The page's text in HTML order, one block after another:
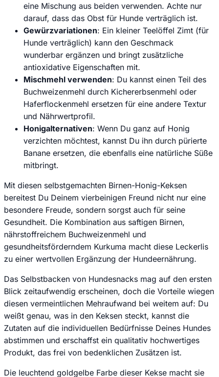
eine Mischung aus beiden verwenden. Achte nur
darauf, dass das Obst für Hunde verträglich ist.
Gewürzvariationen: Ein kleiner Teelöffel Zimt (für
Hunde verträglich) kann den Geschmack
wunderbar ergänzen und bringt zusätzliche
antioxidative Eigenschaften mit.
Mischmehl verwenden: Du kannst einen Teil des
Buchweizenmehl durch Kichererbsenmehl oder
Haferflockenmehl ersetzen für eine andere Textur
und Nährwertprofil.
Honigalternativen: Wenn Du ganz auf Honig
verzichten möchtest, kannst Du ihn durch pürierte
Banane ersetzen, die ebenfalls eine natürliche Süße
mitbringt.
Mit diesen selbstgemachten Birnen-Honig-Keksen
bereitest Du Deinem vierbeinigen Freund nicht nur eine
besondere Freude, sondern sorgst auch für seine
Gesundheit. Die Kombination aus saftigen Birnen,
nährstoffreichem Buchweizenmehl und
gesundheitsförderndem Kurkuma macht diese Leckerlis
zu einer wertvollen Ergänzung der Hundeernährung.
Das Selbstbacken von Hundesnacks mag auf den ersten
Blick zeitaufwendig erscheinen, doch die Vorteile wiegen
diesen vermeintlichen Mehraufwand bei weitem auf: Du
weißt genau, was in den Keksen steckt, kannst die
Zutaten auf die individuellen Bedürfnisse Deines Hundes
abstimmen und erschaffst ein qualitativ hochwertiges
Produkt, das frei von bedenklichen Zusätzen ist.
Die leuchtend goldgelbe Farbe dieser Kekse macht sie